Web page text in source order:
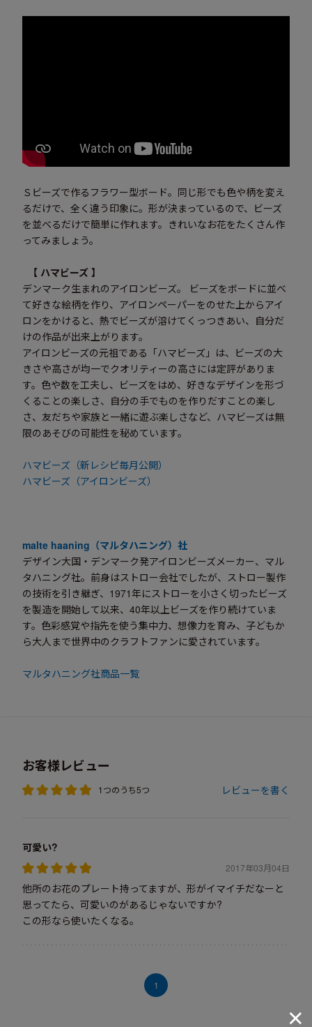
Ｓビーズで作るフラワー型ボード。同じ形でも色や柄を変え
るだけで、全く違う印象に。形が決まっているので、ビーズ
を並べるだけで簡単に作れます。きれいなお花をたくさん作
ってみましょう。
【 ハマビーズ 】
デンマーク生まれのアイロンビーズ。 ビーズをボードに並べ
て好きな絵柄を作り、アイロンペーパーをのせた上からアイ
ロンをかけると、熱でビーズが溶けてくっつきあい、自分だ
けの作品が出来上がります。
アイロンビーズの元祖である「ハマビーズ」は、ビーズの大
きさや高さが均一でクオリティーの高さには定評がありま
す。色や数を工夫し、ビーズをはめ、好きなデザインを形づ
くることの楽しさ、自分の手でものを作りだすことの楽し
さ、友だちや家族と一緒に遊ぶ楽しさなど、ハマビーズは無
限のあそびの可能性を秘めています。
ハマビーズ（新レシピ毎月公開）
ハマビーズ（アイロンビーズ）
malte haaning（マルタハニング）社
デザイン大国・デンマーク発アイロンビーズメーカー、マル
タハニング社。前身はストロー会社でしたが、ストロー製作
の技術を引き継ぎ、1971年にストローを小さく切ったビーズ
を製造を開始して以来、40年以上ビーズを作り続けていま
す。色彩感覚や指先を使う集中力、想像力を育み、子どもか
ら大人まで世界中のクラフトファンに愛されています。
マルタハニング社商品一覧
お客様レビュー
1つのうち5つ レビューを書く
可愛い?
2017年03月04日
他所のお花のプレート持ってますが、形がイマイチだなーと
思ってたら、可愛いのがあるじゃないですか?
この形なら使いたくなる。
1